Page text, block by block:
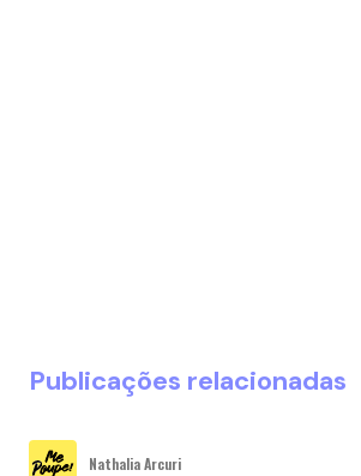
Publicações relacionadas
Nathalia Arcuri